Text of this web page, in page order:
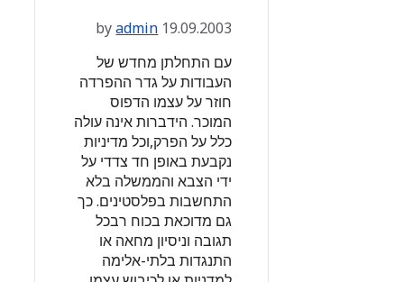
19.09.2003
byadmin
עם התחלתן מחדש של
העבודות על גדר ההפרדה
חוזר על עצמו הדפוס
המוכר. הידברות אינה עולה
כלל על הפרק,וכל מדיניות
נקבעת באופן חד צדדי על
ידי הצבא והממשלה בלא
התחשבות בפלסטינים. כך
גם מדוכאת בכוח רבכל
תגובה וניסיון מחאה או
התנגדות בלתי-אלימה